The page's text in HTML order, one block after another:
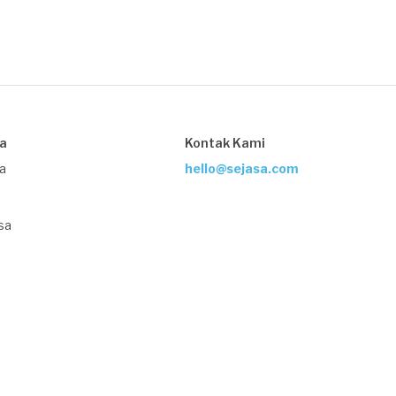
Kontak Kami
hello@sejasa.com